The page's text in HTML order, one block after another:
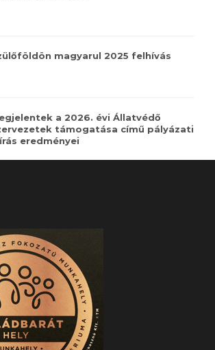
magyarul 2025 felhívás
a 2026. évi Állatvédő
támogatása című pályázati
eredményei